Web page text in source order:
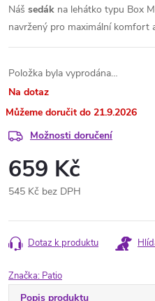
Náš sedák na lehátko typu Box
navržený pro maximální komfort
Položka byla vyprodána…
Na dotaz
21.9.2026
Možnosti doručení
659 Kč
545 Kč bez DPH
cena:
Dotaz k produktu
Značka: Patio
Popis produktu